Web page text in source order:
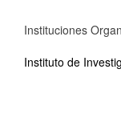
Instituciones
Instituto de